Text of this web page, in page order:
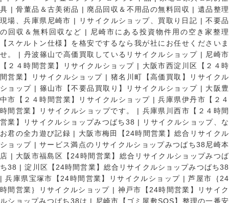
具 |骨董品＆古美術品 | 廃品回収＆不用品の無料回収 | 遺品整理
現場、兵庫県尼崎市 | リサイクルショップ、買取り日記 |不要品
の回収＆無料回収など |
尼崎市にある投資物件用の空き家整理
【スケルトン仕様】を格安でするなら我が社にお任せくださいま
せ。
| 丹波篠山で高価買取しているリサイクルショップ | 尼崎市
【２４時間営業】リサイクルショップ | 大阪市西淀川区【２４時
間営業】リサイクルショップ | 猪名川町【高価買取】リサイクル
ショップ | 篠山市【不要品買取り】リサイクルショップ | 大阪豊
中市【２４時間営業】リサイクルショップ |兵庫県伊丹市【２４
時間営業】リサイクルショップです。
| 兵庫県川西市【２４時間
営業】リサイクルショップみつばち38 |
リサイクルショップ、な
お君の全力遊び記録 | 大阪市梅田【24時間営業】総合リサイクル
ショップ |サービス満点のリサイクルショップみつばち38尼崎本
店 | 大阪市福島区【24時間営業】総合リサイクルショップみつば
ち38 |淀川区【24時間営業】総合リサイクルショップみつばち38
|兵庫県宝塚市【24時間営業】リサイクルショップ |芦屋市｛24
時間営業｝リサイクルショップ | 神戸市【24時間営業】リサイク
ルショップみつばち38は | 尼崎市【ゴミ屋敷SOS】整理の一番安